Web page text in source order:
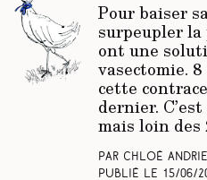
Pour baiser
surpeupler la
ont une
vasectomie.
cette
dernier.
mais loin des
Par Chloé
Publié le 15/06/